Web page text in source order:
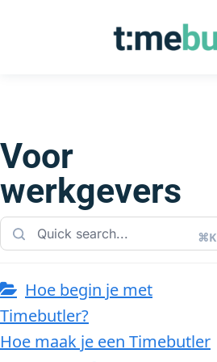
Voor
werkgevers
⌘K
Hoe begin je met
Timebutler?
Hoe maak je een Timebutler